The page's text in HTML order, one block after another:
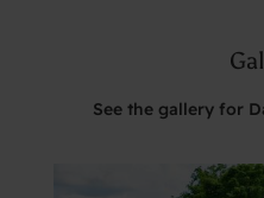
See the gallery for